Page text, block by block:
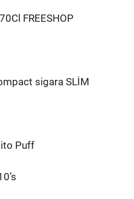
FREESHOP
sigara SLİM
Puff